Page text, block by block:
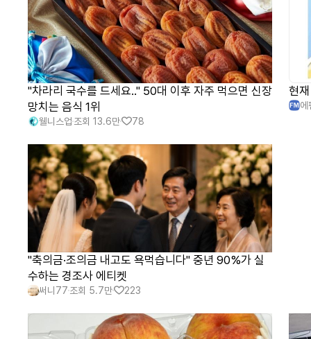
"차라리 국수를 드세요.." 50대 이후 자주 먹으면 신장
망치는 음식 1위
웰니스업 조회 13.6만 78
현
에
"축의금·조의금 내고도 욕먹습니다" 중년 90%가 실
수하는 경조사 에티켓
써니77 조회 5.7만 223